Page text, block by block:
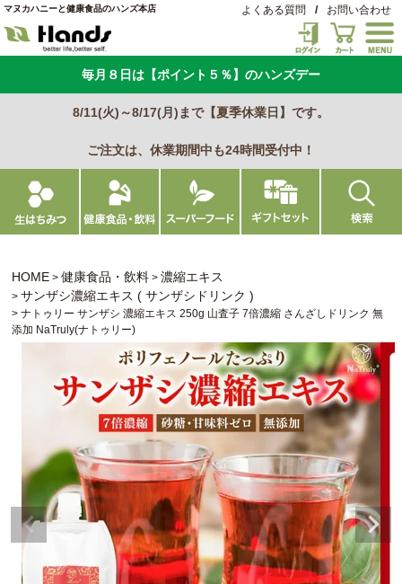
マヌカハニーと健康食品のハンズ本店 よくある質問 / お問い合わせ
毎月８日は【ポイント５％】のハンズデー
8/11(火)～8/17(月)まで【夏季休業日】です。
ご注文は、休業期間中も24時間受付中！
HOME 健康食品・飲料
濃縮エキス
サンザシ濃縮エキス ( サンザシドリンク )
ナトゥリー サンザシ 濃縮エキス 250g 山査子 7倍濃縮 さんざしドリンク 無
添加 NaTruly(ナトゥリー)